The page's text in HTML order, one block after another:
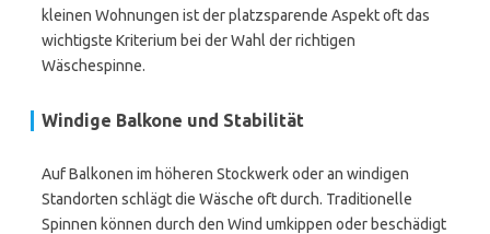
kleinen Wohnungen ist der platzsparende Aspekt oft das
wichtigste Kriterium bei der Wahl der richtigen
Wäschespinne.
Windige Balkone und Stabilität
Auf Balkonen im höheren Stockwerk oder an windigen
Standorten schlägt die Wäsche oft durch. Traditionelle
Spinnen können durch den Wind umkippen oder beschädigt